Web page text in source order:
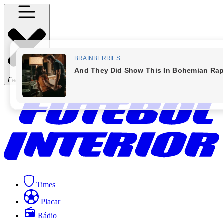
Fechar Menu
Times
Placar
Rádio